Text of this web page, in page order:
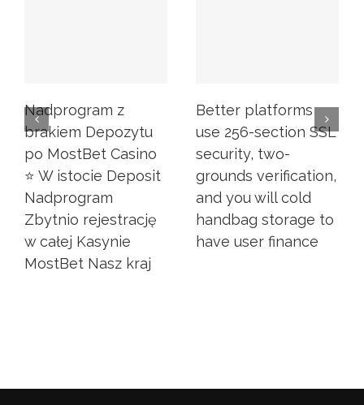
Nadprogram z
brakiem Depozytu
po MostBet Casino
⭐ W istocie Deposit
Nadprogram
Zbytnio rejestrację
w całej Kasynie
MostBet Nasz kraj
Better platforms
use 256-section SSL
security, two-
grounds verification,
and you will cold
handbag storage to
have user finance